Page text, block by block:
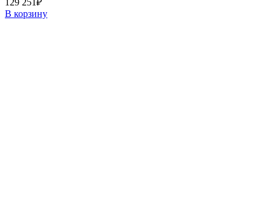
129 251₽
В корзину